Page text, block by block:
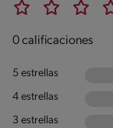
0 calificaciones
5 estrellas
4 estrellas
3 estrellas